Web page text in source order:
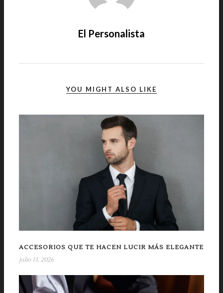
El Personalista
YOU MIGHT ALSO LIKE
ACCESORIOS QUE TE HACEN LUCIR MÁS ELEGANTE
julio 13, 2026